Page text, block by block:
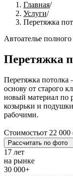
Главная/
Услуги/
Перетяжка
Автоателье
Перетяжка
Перетяжка
основу от старого
новый материал по
козырьки и
рабочими.
Стоимостьот 22 000
Рассчитать по фото
17 лет
на рынке
30 000+